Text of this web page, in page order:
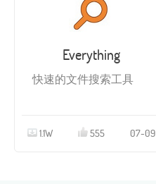
Everything
快速的文件搜索工具
1.1W 555 07-09